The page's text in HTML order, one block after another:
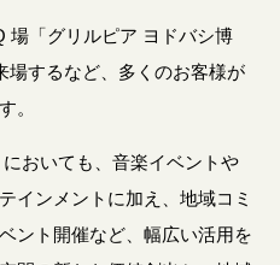
場「グリルピア ヨドバシ博
場するなど、多くのお客様が
。
においても、音楽イベントや
インメントに加え、地域コミ
ント開催など、幅広い活用を